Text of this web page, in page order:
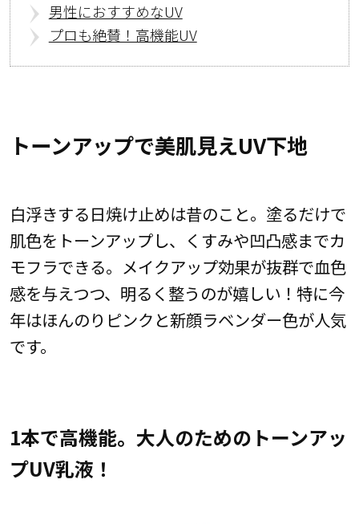
男性におすすめなUV
プロも絶賛！高機能UV
トーンアップで美肌見えUV下地
白浮きする日焼け止めは昔のこと。塗るだけで
肌色をトーンアップし、くすみや凹凸感までカ
モフラできる。メイクアップ効果が抜群で血色
感を与えつつ、明るく整うのが嬉しい！特に今
年はほんのりピンクと新顔ラベンダー色が人気
です。
1本で高機能。大人のためのトーンアッ
プUV乳液！